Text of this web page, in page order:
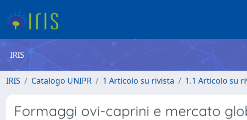
IRIS
IRIS Catalogo UNIPR 1 Articolo su rivista 1.1 Articolo su
Formaggi ovi-caprini e mercato